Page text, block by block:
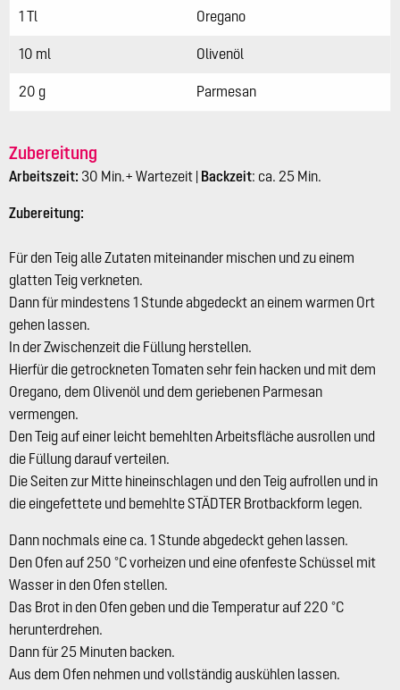
1 Tl Oregano
10 ml Olivenöl
20 g Parmesan
Zubereitung
Arbeitszeit: 30 Min.+ Wartezeit | Backzeit: ca. 25 Min.
Zubereitung:
Für den Teig alle Zutaten miteinander mischen und zu einem
glatten Teig verkneten.
Dann für mindestens 1 Stunde abgedeckt an einem warmen Ort
gehen lassen.
In der Zwischenzeit die Füllung herstellen.
Hierfür die getrockneten Tomaten sehr fein hacken und mit dem
Oregano, dem Olivenöl und dem geriebenen Parmesan
vermengen.
Den Teig auf einer leicht bemehlten Arbeitsfläche ausrollen und
die Füllung darauf verteilen.
Die Seiten zur Mitte hineinschlagen und den Teig aufrollen und in
die eingefettete und bemehlte STÄDTER Brotbackform legen.
Dann nochmals eine ca. 1 Stunde abgedeckt gehen lassen.
Den Ofen auf 250 °C vorheizen und eine ofenfeste Schüssel mit
Wasser in den Ofen stellen.
Das Brot in den Ofen geben und die Temperatur auf 220 °C
herunterdrehen.
Dann für 25 Minuten backen.
Aus dem Ofen nehmen und vollständig auskühlen lassen.